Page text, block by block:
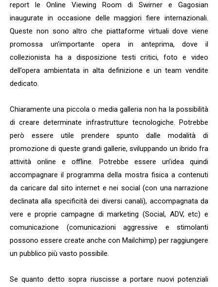
report le Online Viewing Room di Swirner e Gagosian
inaugurate in occasione delle maggiori fiere internazionali.
Queste non sono altro che piattaforme virtuali dove viene
promossa un’importante opera in anteprima, dove il
collezionista ha a disposizione testi critici, foto e video
dell’opera ambientata in alta definizione e un team vendite
dedicato.
Chiaramente una piccola o media galleria non ha la possibilità
di creare determinate infrastrutture tecnologiche. Potrebbe
però essere utile prendere spunto dalle modalità di
promozione di queste grandi gallerie, sviluppando un ibrido fra
attività online e offline. Potrebbe essere un’idea quindi
accompagnare il programma della mostra fisica a contenuti
da caricare dal sito internet e nei social (con una narrazione
declinata alla specificità dei diversi canali), accompagnata da
vere e proprie campagne di marketing (Social, ADV, etc) e
comunicazione (comunicazioni aggressive e stimolanti
possono essere create anche con Mailchimp) per raggiungere
un pubblico più vasto possibile.
Se quanto detto sopra riuscisse a portare nuovi potenziali